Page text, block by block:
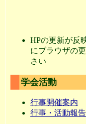
HPの更新が反
にブラウザの
さい
学会活動
行事開催案内
行事・活動報告